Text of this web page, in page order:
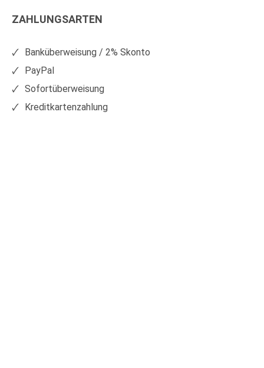
auf
auf
ZAHLUNGSARTEN
Banküberweisung / 2% Skonto
PayPal
Sofortüberweisung
Kreditkartenzahlung